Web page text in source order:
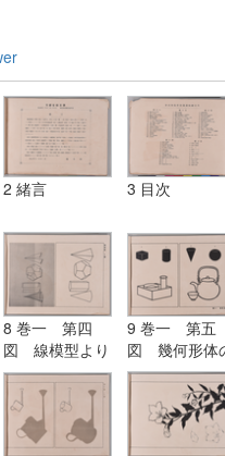
2 緒言 3 目次
8 巻一 第四
図 線模型より
描きたる形体
9 巻一 第五
図 幾何形体
応用